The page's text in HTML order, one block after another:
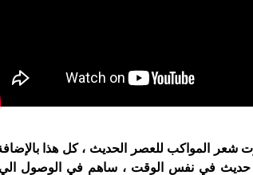
شعر المواكب للعصر الحديث ، كل هذا
حديث في نفس الوقت ، ساهم في الوصول